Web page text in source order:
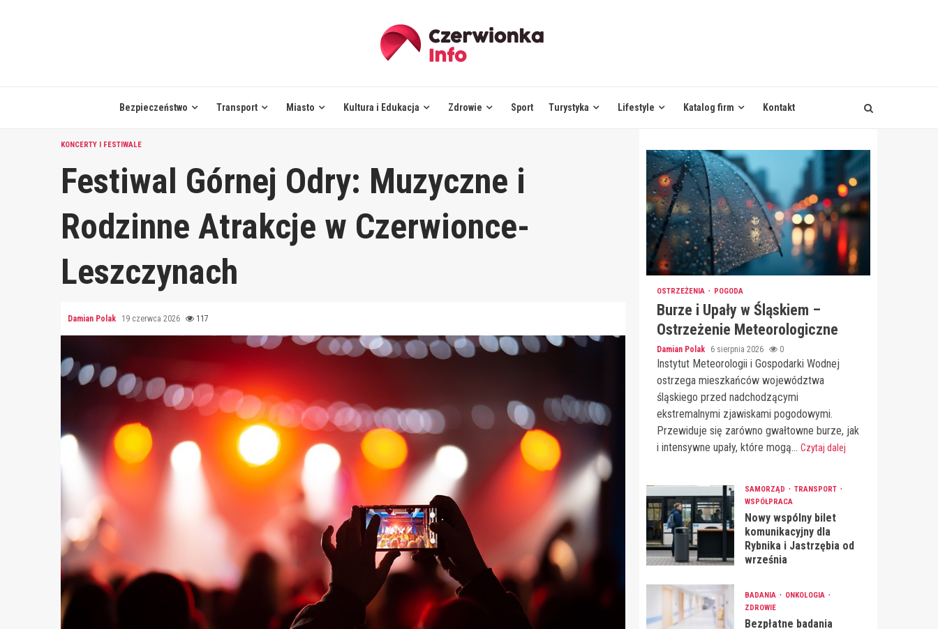
Bezpieczeństwo Transport Miasto Kultura i Edukacja Zdrowie Sport Turystyka Lifestyle Katalog firm Kontakt
KONCERTY I FESTIWALE
Festiwal Górnej Odry: Muzyczne i
Rodzinne Atrakcje w Czerwionce-
Leszczynach
Damian Polak 19 czerwca 2026 117
OSTRZEŻENIA POGODA
Burze i Upały w Śląskiem –
Ostrzeżenie Meteorologiczne
Damian Polak 6 sierpnia 2026 0
Instytut Meteorologii i Gospodarki Wodnej
ostrzega mieszkańców województwa
śląskiego przed nadchodzącymi
ekstremalnymi zjawiskami pogodowymi.
Przewiduje się zarówno gwałtowne burze, jak
i intensywne upały, które mogą... Czytaj dalej
SAMORZĄD
TRANSPORT
WSPÓŁPRACA
Nowy wspólny bilet
komunikacyjny dla
Rybnika i Jastrzębia od
września
BADANIA
ONKOLOGIA
ZDROWIE
Bezpłatne badania